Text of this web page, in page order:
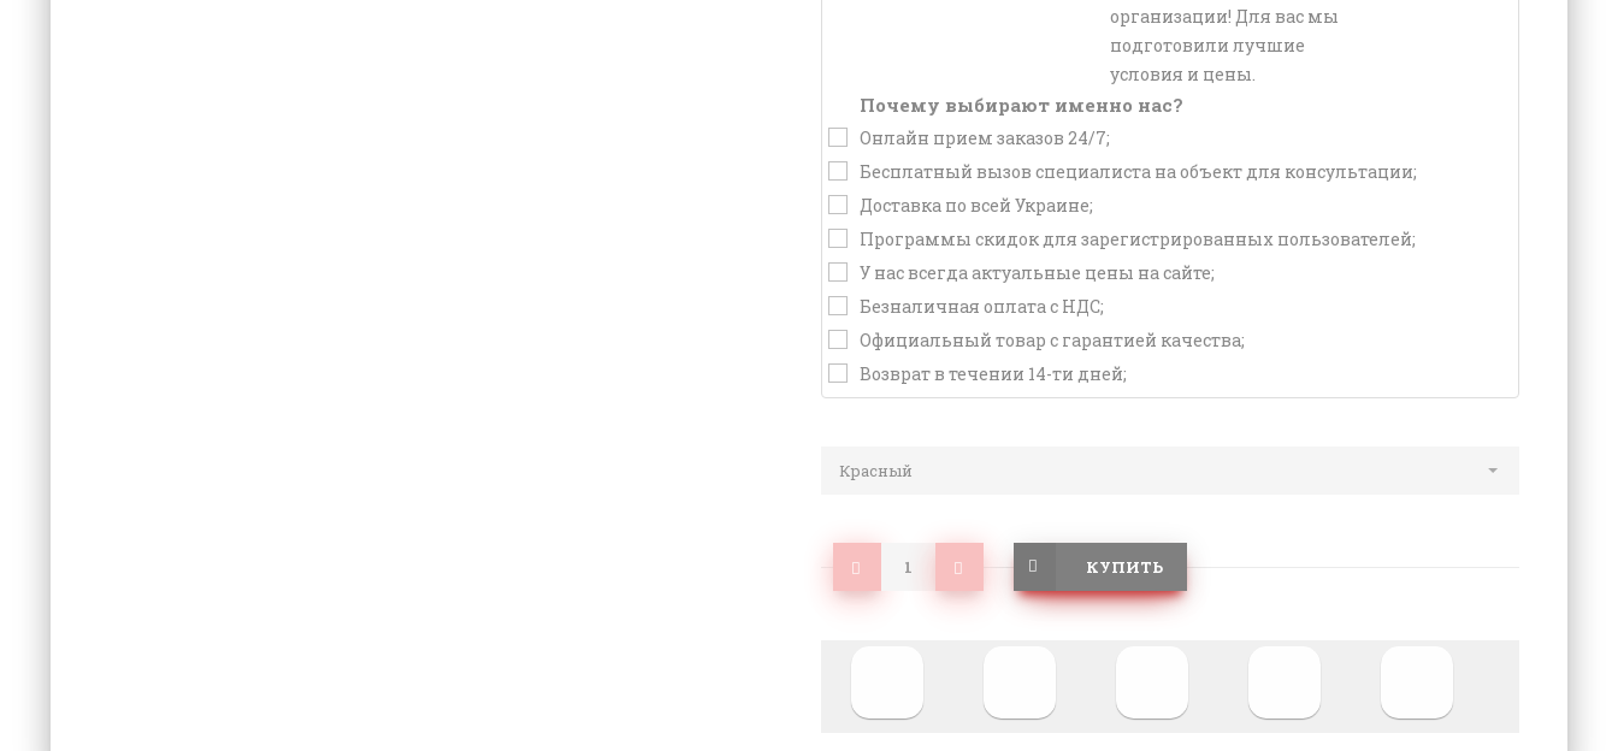
организации! Для вас мы
подготовили лучшие
условия и цены.
Почему выбирают именно нас?
Онлайн прием заказов 24/7;
Бесплатный вызов специалиста на объект для консультации;
Доставка по всей Украине;
Программы скидок для зарегистрированных пользователей;
У нас всегда актуальные цены на сайте;
Безналичная оплата с НДС;
Официальный товар с гарантией качества;
Возврат в течении 14-ти дней;
Красный
КУПИТЬ